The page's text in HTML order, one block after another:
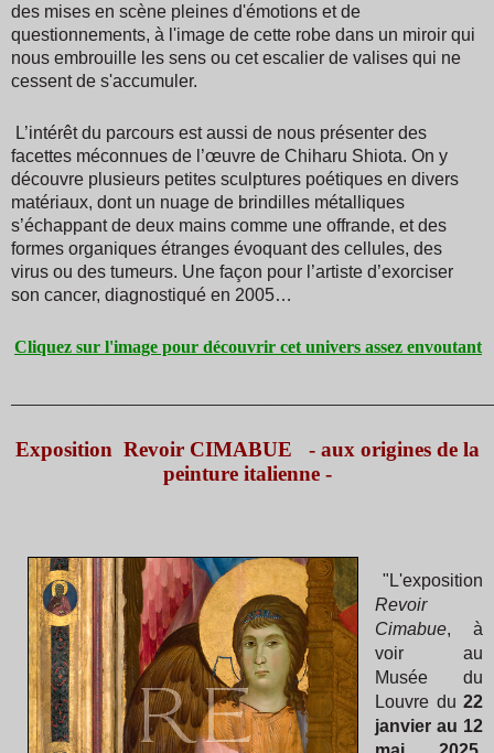
des mises en scène pleines d'émotions et de
questionnements, à l'image de cette robe dans un miroir qui
nous embrouille les sens ou cet escalier de valises qui ne
cessent de s'accumuler.
L’intérêt du parcours est aussi de nous présenter des
facettes méconnues de l’œuvre de Chiharu Shiota. On y
découvre plusieurs petites sculptures poétiques en divers
matériaux, dont un nuage de brindilles métalliques
s’échappant de deux mains comme une offrande, et des
formes organiques étranges évoquant des cellules, des
virus ou des tumeurs. Une façon pour l’artiste d’exorciser
son cancer, diagnostiqué en 2005…
Cliquez sur l'image pour découvrir cet univers assez envoutant
Exposition Revoir CIMABUE - aux origines de la
peinture italienne -
"L'exposition
Revoir
Cimabue, à
voir au
Musée du
Louvre du 22
janvier au 12